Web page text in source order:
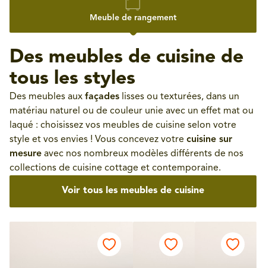
Meuble de rangement
Des meubles de cuisine de
tous les styles
Des meubles aux façades lisses ou texturées, dans un
matériau naturel ou de couleur unie avec un effet mat ou
laqué : choisissez vos meubles de cuisine selon votre
style et vos envies ! Vous concevez votre cuisine sur
mesure avec nos nombreux modèles différents de nos
collections de cuisine cottage et contemporaine.
Voir tous les meubles de cuisine